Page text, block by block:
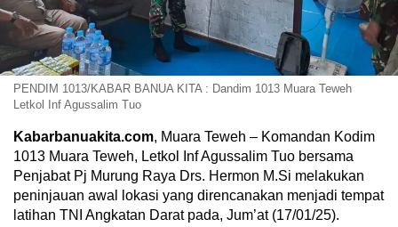
PENDIM 1013/KABAR BANUA KITA : Dandim 1013 Muara Teweh
Letkol Inf Agussalim Tuo
Kabarbanuakita.com, Muara Teweh – Komandan Kodim
1013 Muara Teweh, Letkol Inf Agussalim Tuo bersama
Penjabat Pj Murung Raya Drs. Hermon M.Si melakukan
peninjauan awal lokasi yang direncanakan menjadi tempat
latihan TNI Angkatan Darat pada, Jum’at (17/01/25).